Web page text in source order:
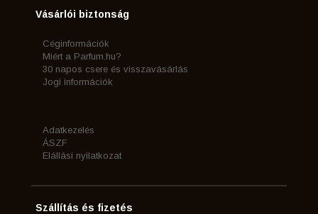
Vásárlói biztonság
Céginformációk
Miért a Parfum.hu?
30 napos csere és visszavásárlás
Jogi információk
Adatkezelés
ÁSZF
Elállási nyilatkozat
Szállítás és fizetés